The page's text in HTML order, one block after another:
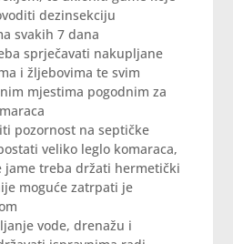
dezinsekciju
svakih 7 dana
sprječavati nakupljane
i žljebovima te svim
mjestima pogodnim za
pozornost na septičke
veliko leglo komaraca,
jame treba držati hermetički
moguće zatrpati je
vode, drenažu i